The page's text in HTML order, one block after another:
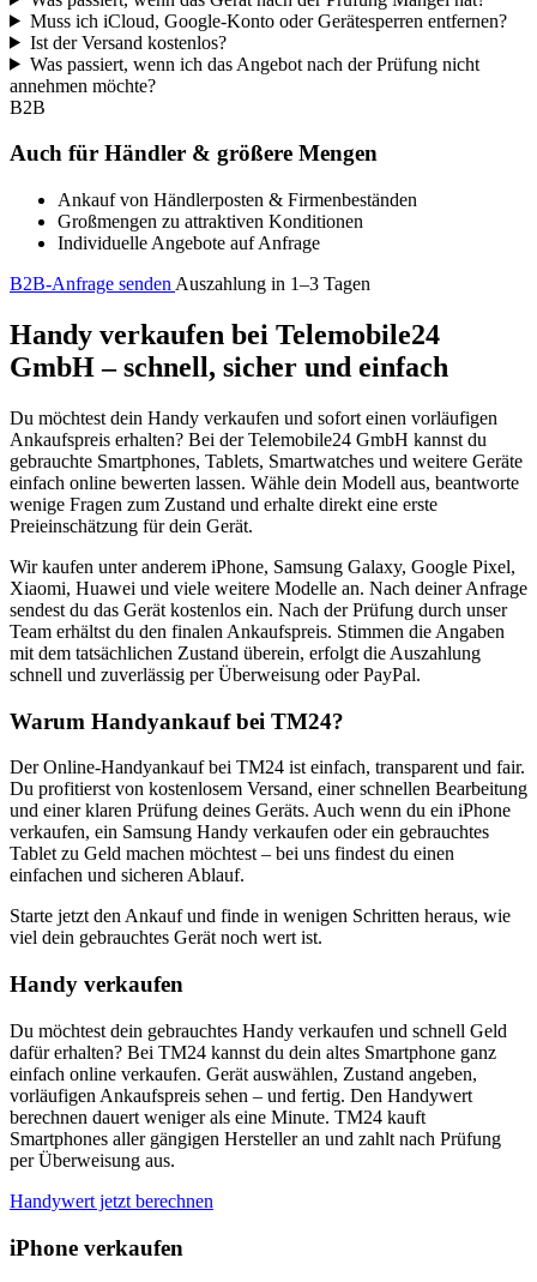
Muss ich iCloud, Google-Konto oder Gerätesperren entfernen?
Ist der Versand kostenlos?
Was passiert, wenn ich das Angebot nach der Prüfung nicht
annehmen möchte?
B2B
Auch für Händler & größere Mengen
Ankauf von Händlerposten & Firmenbeständen
Großmengen zu attraktiven Konditionen
Individuelle Angebote auf Anfrage
B2B-Anfrage senden Auszahlung in 1–3 Tagen
Handy verkaufen bei Telemobile24
GmbH – schnell, sicher und einfach
Du möchtest dein Handy verkaufen und sofort einen vorläufigen
Ankaufspreis erhalten? Bei der Telemobile24 GmbH kannst du
gebrauchte Smartphones, Tablets, Smartwatches und weitere Geräte
einfach online bewerten lassen. Wähle dein Modell aus, beantworte
wenige Fragen zum Zustand und erhalte direkt eine erste
Preieinschätzung für dein Gerät.
Wir kaufen unter anderem iPhone, Samsung Galaxy, Google Pixel,
Xiaomi, Huawei und viele weitere Modelle an. Nach deiner Anfrage
sendest du das Gerät kostenlos ein. Nach der Prüfung durch unser
Team erhältst du den finalen Ankaufspreis. Stimmen die Angaben
mit dem tatsächlichen Zustand überein, erfolgt die Auszahlung
schnell und zuverlässig per Überweisung oder PayPal.
Warum Handyankauf bei TM24?
Der Online-Handyankauf bei TM24 ist einfach, transparent und fair.
Du profitierst von kostenlosem Versand, einer schnellen Bearbeitung
und einer klaren Prüfung deines Geräts. Auch wenn du ein iPhone
verkaufen, ein Samsung Handy verkaufen oder ein gebrauchtes
Tablet zu Geld machen möchtest – bei uns findest du einen
einfachen und sicheren Ablauf.
Starte jetzt den Ankauf und finde in wenigen Schritten heraus, wie
viel dein gebrauchtes Gerät noch wert ist.
Handy verkaufen
Du möchtest dein gebrauchtes Handy verkaufen und schnell Geld
dafür erhalten? Bei TM24 kannst du dein altes Smartphone ganz
einfach online verkaufen. Gerät auswählen, Zustand angeben,
vorläufigen Ankaufspreis sehen – und fertig. Den Handywert
berechnen dauert weniger als eine Minute. TM24 kauft
Smartphones aller gängigen Hersteller an und zahlt nach Prüfung
per Überweisung aus.
Handywert jetzt berechnen
iPhone verkaufen